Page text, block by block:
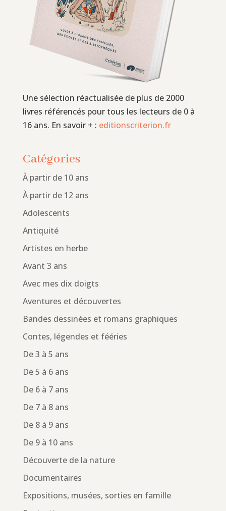
Une sélection réactualisée de plus de 2000
livres référencés pour tous les lecteurs de 0 à
16 ans. En savoir + : editionscriterion.fr
Catégories
À partir de 10 ans
À partir de 12 ans
Adolescents
Antiquité
Artistes en herbe
Avant 3 ans
Avec mes dix doigts
Aventures et découvertes
Bandes dessinées et romans graphiques
Contes, légendes et fééries
De 3 à 5 ans
De 5 à 6 ans
De 6 à 7 ans
De 7 à 8 ans
De 8 à 9 ans
De 9 à 10 ans
Découverte de la nature
Documentaires
Expositions, musées, sorties en famille